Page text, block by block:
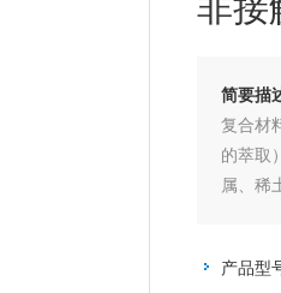
简要描
复合材
的萃取
属、稀
产品型